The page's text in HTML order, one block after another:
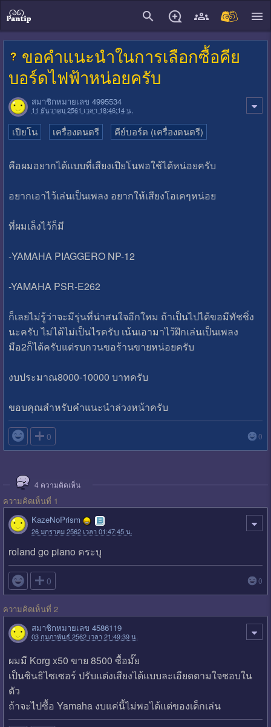
ขอคำแนะนำในการเลือกซื้อคีย
บอร์ดไฟฟ้าหน่อยครับ
สมาชิกหมายเลข 4995534
11 ธันวาคม 2561 เวลา 18:46:14 น.
เปียโน เครื่องดนตรี คีย์บอร์ด (เครื่องดนตรี)
คือผมอยากได้แบบที่เสียงเปียโนพอใช้ได้หน่อยครับ
อยากเอาไว้เล่นเป็นเพลง อยากให้เสียงโอเคๆหน่อย
ที่ผมเล็งไว้ก็มี
-YAMAHA PIAGGERO NP-12
-YAMAHA PSR-E262
ก็เลยไม่รู้ว่าจะมีรุ่นที่น่าสนใจอีกใหม ถ้าเป็นไปได้ขอมีทัชชิ่ง
นะครับ ไม่ได้ไม่เป็นไรครับ เน้นเอามาไว้ฝึกเล่นเป็นเพลง
มือ2ก็ได้ครับแต่รบกวนขอร้านขายหน่อยครับ
งบประมาณ8000-10000 บาทครับ
ขอบคุณสำหรับคำแนะนำล่วงหน้าครับ
 0 0
4 ความคิดเห็น
ความคิดเห็นที่ 1
KazeNoPrism
26 มกราคม 2562 เวลา 01:47:45 น.
roland go piano คระบุ
 0 0
ความคิดเห็นที่ 2
สมาชิกหมายเลข 4586119
03 กุมภาพันธ์ 2562 เวลา 21:49:39 น.
ผมมี Korg x50 ขาย 8500 ซื้อมั๊ย
เป็นซินธิไซเซอร์ ปรับแต่งเสียงได้แบบละเอียดตามใจชอบใน
ตัว
ถ้าจะไปซื้อ Yamaha งบแค่นี้ไม่พอได้แต่ของเด็กเล่น
close